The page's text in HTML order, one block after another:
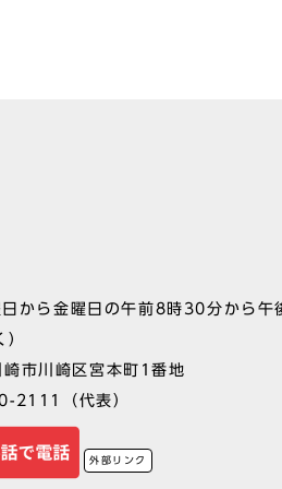
日から金曜日の午前8時30分から
市川崎区宮本町1番地
2111 （代表）
外部リンク